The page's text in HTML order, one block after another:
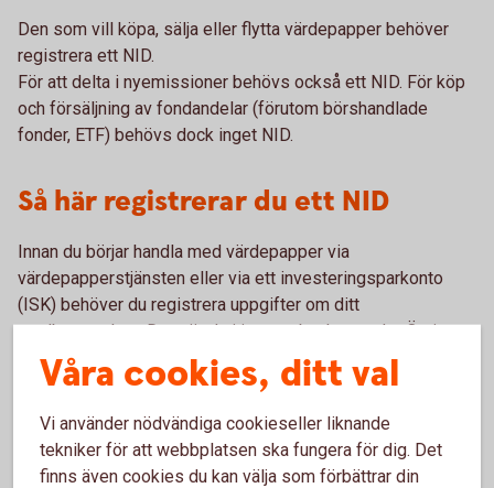
Den som vill köpa, sälja eller flytta värdepapper behöver
registrera ett NID.
För att delta i nyemissioner behövs också ett NID. För köp
och försäljning av fondandelar (förutom börshandlade
fonder, ETF) behövs dock inget NID.
Så här registrerar du ett NID
Innan du börjar handla med värdepapper via
värdepapperstjänsten eller via ett investeringsparkonto
(ISK) behöver du registrera uppgifter om ditt
medborgarskap. Det gör du i internetbanken under Övriga
tjänster eller i appen under Personuppgifter, Registrera
Nationellt ID.
Kontakta oss om du har problem att registrera dina
uppgifter så hjälper vi dig.
Våra cookies, ditt val
Vi använder nödvändiga cookieseller liknande
tekniker för att webbplatsen ska fungera för dig. Det
finns även cookies du kan välja som förbättrar din